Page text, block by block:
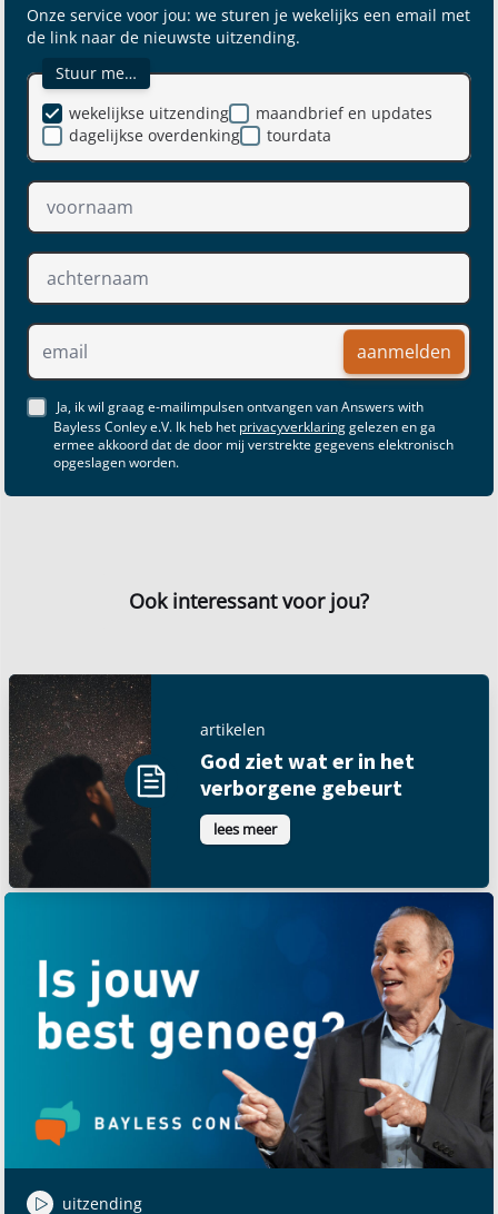
Onze service voor jou: we sturen je wekelijks een email met
de link naar de nieuwste uitzending.
Stuur me…
maandbrief en updates
dagelijkse overdenking
wekelijkse uitzending
tourdata
aanmelden
Ja, ik wil graag e-mailimpulsen ontvangen van Answers with
Bayless Conley e.V. Ik heb het privacyverklaringgelezen en ga
ermee akkoord dat de door mij verstrekte gegevens elektronisch
opgeslagen worden.
Ook interessant voor jou?
artikelen
God ziet wat er in het
verborgene gebeurt
lees meer
uitzending